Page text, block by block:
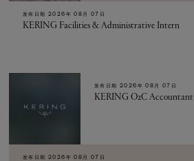
发布日期 2026年 08月 07日
KERING Facilities & Administrative Intern
发布日期 2026年 08月 07日
KERING O2C Accountant
发布日期 2026年 08月 07日